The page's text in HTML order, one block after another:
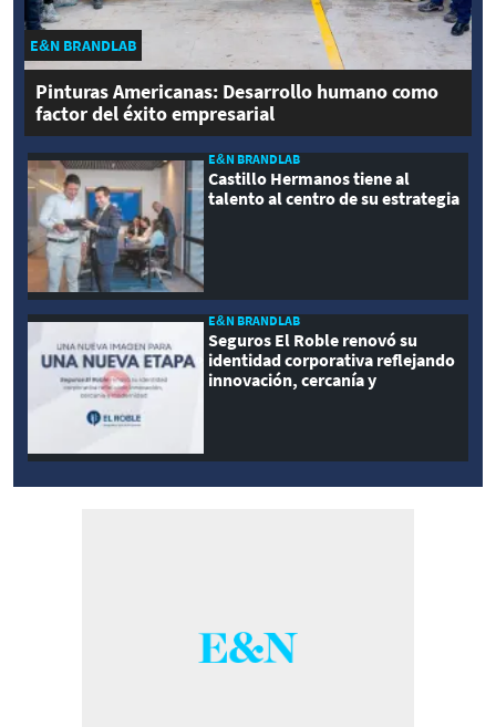
E&N BRANDLAB
Pinturas Americanas: Desarrollo humano como
factor del éxito empresarial
E&N BRANDLAB
Castillo Hermanos tiene al
talento al centro de su estrategia
E&N BRANDLAB
Seguros El Roble renovó su
identidad corporativa reflejando
innovación, cercanía y